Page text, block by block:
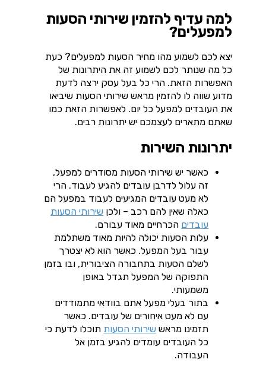
למה עדיף להזמין שירותי הסעות
למפעלים?
יצא לכם לשמוע מהו מחיר הסעות למפעלים? כעת
כל מה שנותר לכם לשמוע זה את היתרונות של
האפשרות הזאת. הרי כל בעל עסק ירצה לדעת
מדוע שווה לו להזמין מראש שירותי הסעות שיביאו
את העובדים למפעל כל יום. לאפשרות הזאת כמו
שאתם מתארים לעצמכם יש יתרונות רבים.
יתרונות השירות
כאשר יש שירותי הסעות מסודרים למפעל,
זה עלול לדרבן עובדים להגיע לעבוד. הרי
לא מעט עובדים המגיעים לעבוד במפעל הם
כאלה שאין להם רכב – ולכן שירותי הסעות
עובדים הכרחיים מאוד עבורם.
עלות הסעות יכולה להיות מאוד משתלמת
עבור בעל המפעל. כאשר הוא לא יצטרך
לשלם הסעות בתחבורה הציבורית, ובו בזמן
התפוקה של המפעל תגדל באופן
משמעותי.
בתור בעלי מפעל אתם בוודאי מתמודדים
עם לא מעט איחורים של עובדים. כאשר
תזמינו מראש שירותי הסעות תוכלו לדעת כי
כל העובדים עומדים להגיע בזמן אל
העבודה.